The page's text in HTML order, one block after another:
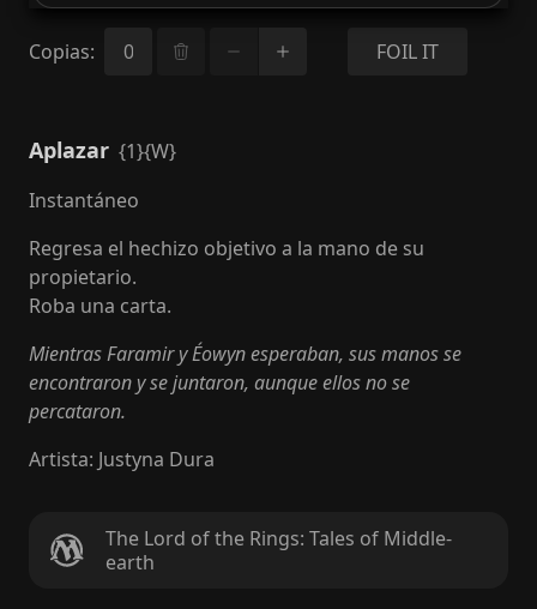
Copias: FOIL IT
Aplazar {1}{W}
Instantáneo
Regresa el hechizo objetivo a la mano de su
propietario.
Roba una carta.
Mientras Faramir y Éowyn esperaban, sus manos se
encontraron y se juntaron, aunque ellos no se
percataron.
Artista: Justyna Dura
The Lord of the Rings: Tales of Middle-
earth